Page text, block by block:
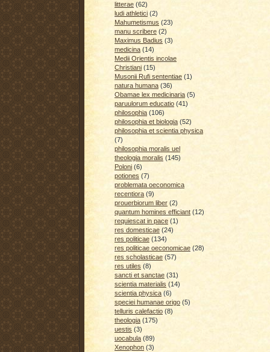
litterae (62)
ludi athletici (2)
Mahumetismus (23)
manu scribere (2)
Maximus Badius (3)
medicina (14)
Medii Orientis incolae
Christiani (15)
Musonii Rufi sententiae (1)
natura humana (36)
Obamae lex medicinaria (5)
paruulorum educatio (41)
philosophia (106)
philosophia et biologia (52)
philosophia et scientia physica
(7)
philosophia moralis uel
theologia moralis (145)
Poloni (6)
potiones (7)
problemata oeconomica
recentiora (9)
prouerbiorum liber (2)
quantum homines efficiant (12)
requiescat in pace (1)
res domesticae (24)
res politicae (134)
res politicae oeconomicae (28)
res scholasticae (57)
res utiles (8)
sancti et sanctae (31)
scientia materialis (14)
scientia physica (6)
speciei humanae origo (5)
telluris calefactio (8)
theologia (175)
uestis (3)
uocabula (89)
Xenophon (3)